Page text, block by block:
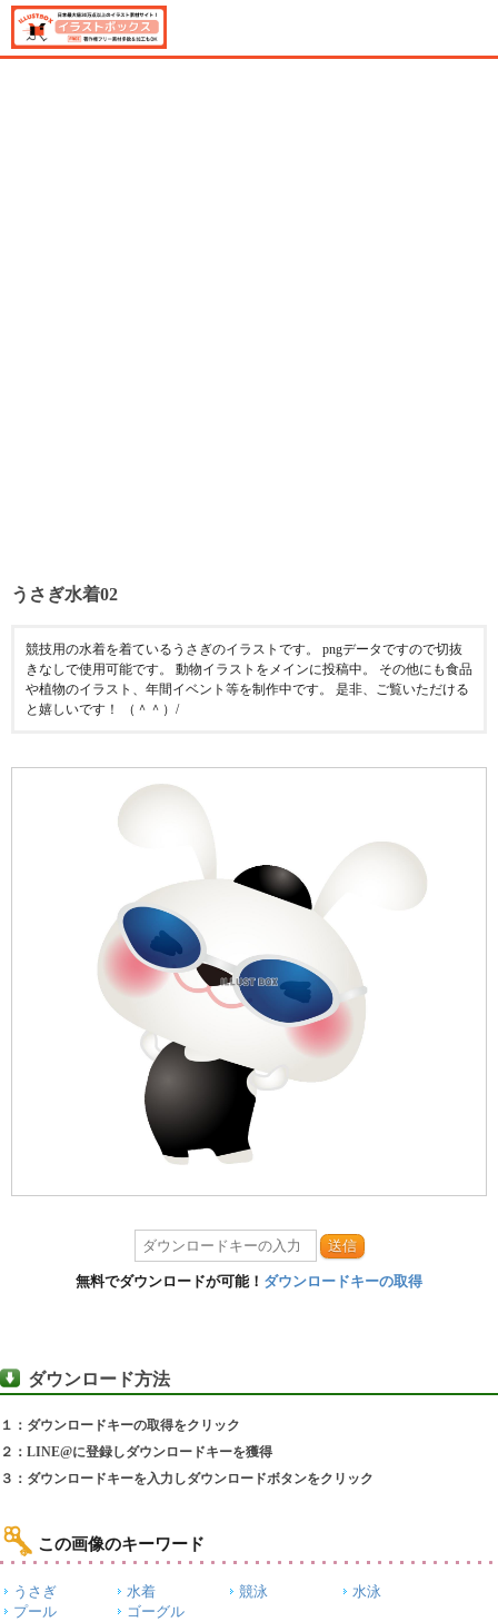
うさぎ水着02
競技用の水着を着ているうさぎのイラストです。 pngデータですので切抜
きなしで使用可能です。 動物イラストをメインに投稿中。 その他にも食品
や植物のイラスト、年間イベント等を制作中です。 是非、ご覧いただける
と嬉しいです！ （＾＾）/
送信
無料でダウンロードが可能！ ダウンロードキーの取得
ダウンロード方法
１：ダウンロードキーの取得をクリック
２：LINE@に登録しダウンロードキーを獲得
３：ダウンロードキーを入力しダウンロードボタンをクリック
この画像のキーワード
うさぎ 水着 競泳
水泳
プール
ゴーグル